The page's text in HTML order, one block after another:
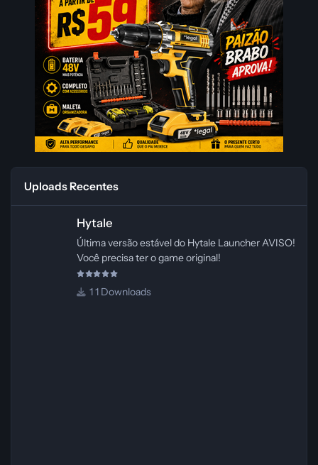
Uploads Recentes
Hytale
Última versão estável do Hytale Launcher AVISO!
Você precisa ter o game original!
1 Downloads